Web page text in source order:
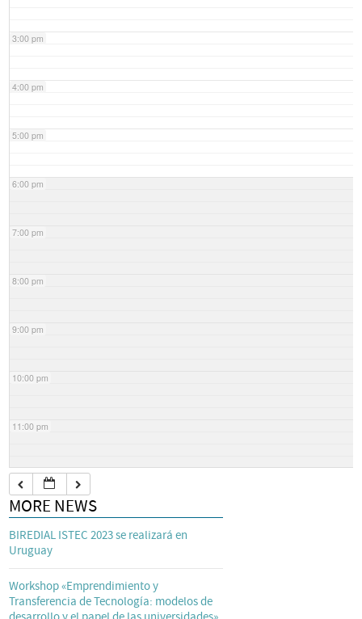
3:00 pm
4:00 pm
5:00 pm
6:00 pm
7:00 pm
8:00 pm
9:00 pm
10:00 pm
11:00 pm
MORE NEWS
BIREDIAL ISTEC 2023 se realizará en
Uruguay
Workshop «Emprendimiento y
Transferencia de Tecnología: modelos de